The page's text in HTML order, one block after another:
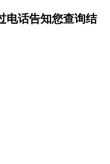
电话告知您查询结